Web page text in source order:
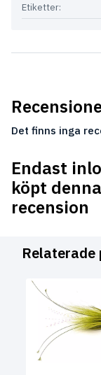
Etiketter:
Det finns inga
Endast
köpt
recension
Relaterade